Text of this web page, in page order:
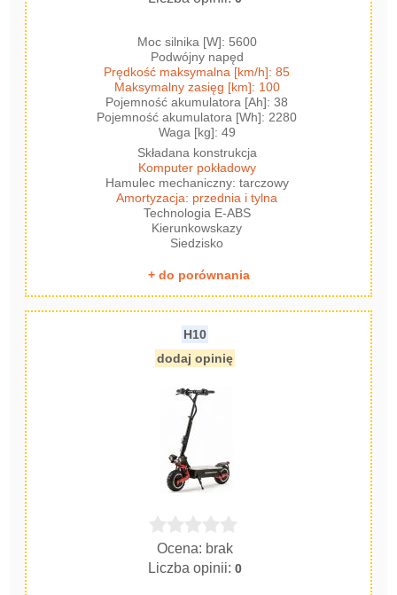
Moc silnika [W]: 5600
Podwójny napęd
Prędkość maksymalna [km/h]: 85
Maksymalny zasięg [km]: 100
Pojemność akumulatora [Ah]: 38
Pojemność akumulatora [Wh]: 2280
Waga [kg]: 49
Składana konstrukcja
Komputer pokładowy
Hamulec mechaniczny: tarczowy
Amortyzacja: przednia i tylna
Technologia E-ABS
Kierunkowskazy
Siedzisko
+ do porównania
H10
dodaj opinię
Ocena: brak
Liczba opinii:0